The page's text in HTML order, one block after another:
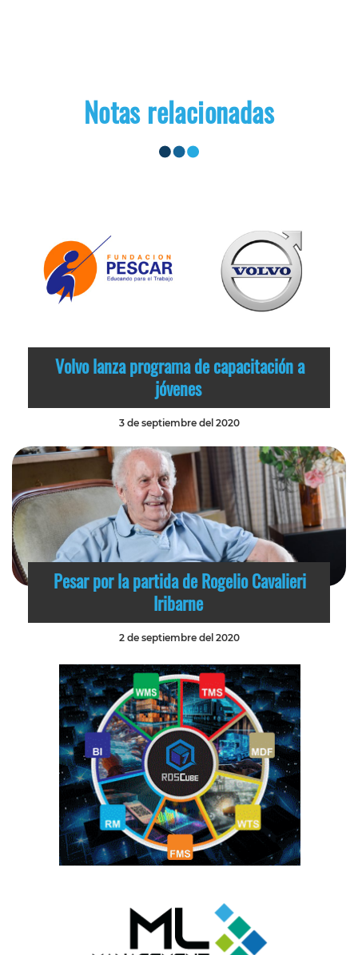
Notas relacionadas
Volvo lanza programa de capacitación a
jóvenes
3 de septiembre del 2020
Pesar por la partida de Rogelio Cavalieri
Iribarne
2 de septiembre del 2020